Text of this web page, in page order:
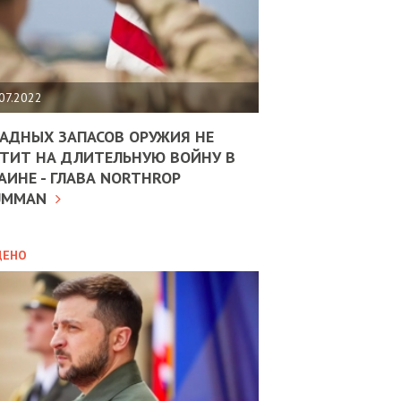
ЗАПАСОВ ОРУЖИЯ НЕ
НА ДЛИТЕЛЬНУЮ ВОЙНУ В
- ГЛАВА NORTHROP
10.02.2025